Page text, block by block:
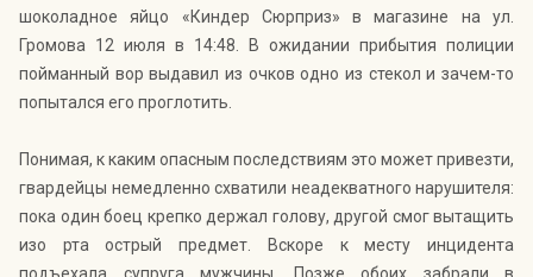
шоколадное яйцо «Киндер Сюрприз» в магазине на ул.
Громова 12 июля в 14:48. В ожидании прибытия полиции
пойманный вор выдавил из очков одно из стекол и зачем-то
попытался его проглотить.
Понимая, к каким опасным последствиям это может привезти,
гвардейцы немедленно схватили неадекватного нарушителя:
пока один боец крепко держал голову, другой смог вытащить
изо рта острый предмет. Вскоре к месту инцидента